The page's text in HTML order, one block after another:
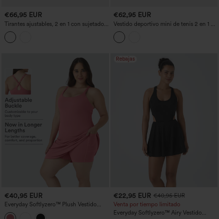
€66,95 EUR
Tirantes ajustables, 2 en 1 con sujetador
integrado, vestido slip deportivo estilo
tenis, corte en A mini, estampado a
cuadros, efecto arrugado, secado
€62,95 EUR
Vestido deportivo mini de tenis 2 en 1 a
cuadros, con efecto arrugado, de
secado rápido, con bolsillos - Edición
Easy Peezy
€40,95 EUR
Everyday Softlyzero™ Plush Vestido
deportivo talla plus sin espalda más
Rebajas
€22,95 EUR €40,95 EUR
Venta por tiempo limitado
Everyday Softlyzero™ Airy Vestido